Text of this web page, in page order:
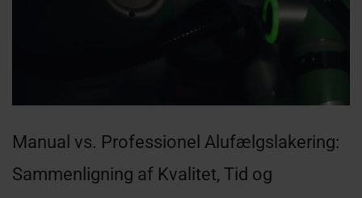
Manual vs. Professionel Alufælgslakering:
Sammenligning af Kvalitet, Tid og